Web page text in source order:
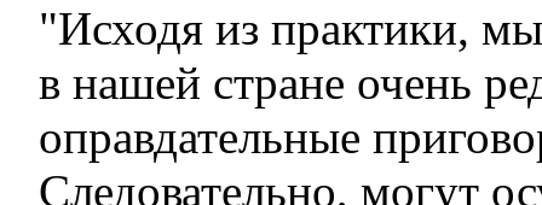
"Исходя из практики,
в нашей стране очень
оправдательные
Следовательно, могут